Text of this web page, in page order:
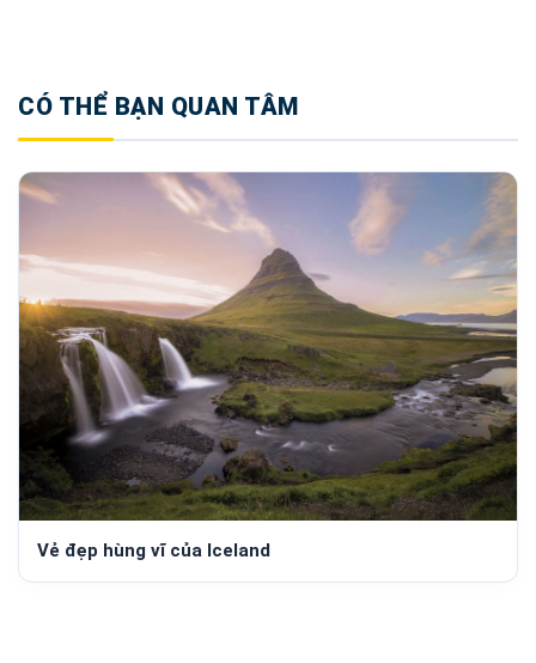
CÓ THỂ BẠN QUAN TÂM
Vẻ đẹp hùng vĩ của Iceland